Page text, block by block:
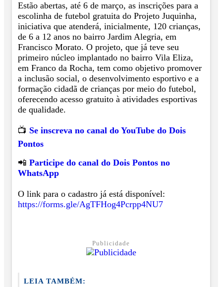
Estão abertas, até 6 de março, as inscrições para a
escolinha de futebol gratuita do Projeto Juquinha,
iniciativa que atenderá, inicialmente, 120 crianças,
de 6 a 12 anos no bairro Jardim Alegria, em
Francisco Morato. O projeto, que já teve seu
primeiro núcleo implantado no bairro Vila Eliza,
em Franco da Rocha, tem como objetivo promover
a inclusão social, o desenvolvimento esportivo e a
formação cidadã de crianças por meio do futebol,
oferecendo acesso gratuito à atividades esportivas
de qualidade.
📺 Se inscreva no canal do YouTube do Dois
Pontos
📲 Participe do canal do Dois Pontos no
WhatsApp
O link para o cadastro já está disponível:
https://forms.gle/AgTFHog4Pcrpp4NU7
Publicidade
LEIA TAMBÉM: